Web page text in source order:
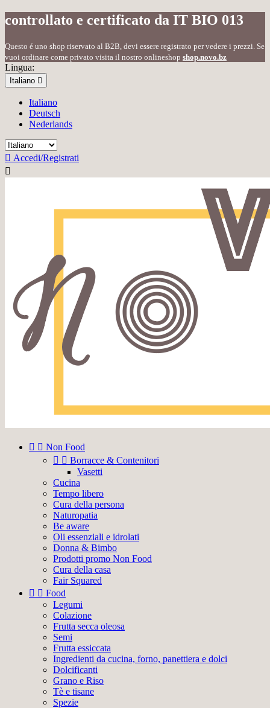
controllato e certificato da IT BIO 013
Questo é uno shop riservato al B2B, devi essere registrato per vedere i prezzi. Se
vuoi ordinare come privato visita il nostro onlineshop shop.novo.bz
Lingua:
Italiano 
Italiano
Deutsch
Nederlands
 Accedi/Registrati

  Non Food
  Borracce & Contenitori
Vasetti
Cucina
Tempo libero
Cura della persona
Naturopatia
Be aware
Oli essenziali e idrolati
Donna & Bimbo
Prodotti promo Non Food
Cura della casa
Fair Squared
  Food
Legumi
Colazione
Frutta secca oleosa
Semi
Frutta essiccata
Ingredienti da cucina, forno, panettiera e dolci
Dolcificanti
Grano e Riso
Tè e tisane
Spezie